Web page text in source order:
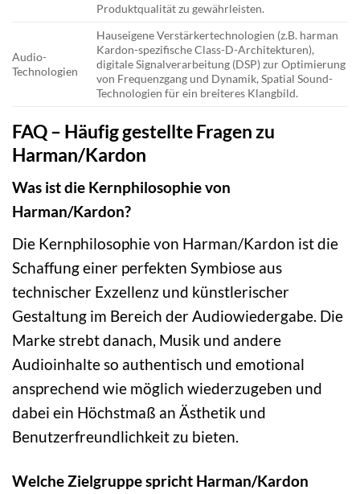
Produktqualität zu gewährleisten.
Audio-
Technologien
Hauseigene Verstärkertechnologien (z.B. harman
Kardon-spezifische Class-D-Architekturen),
digitale Signalverarbeitung (DSP) zur Optimierung
von Frequenzgang und Dynamik, Spatial Sound-
Technologien für ein breiteres Klangbild.
FAQ – Häufig gestellte Fragen zu
Harman/Kardon
Was ist die Kernphilosophie von
Harman/Kardon?
Die Kernphilosophie von Harman/Kardon ist die
Schaffung einer perfekten Symbiose aus
technischer Exzellenz und künstlerischer
Gestaltung im Bereich der Audiowiedergabe. Die
Marke strebt danach, Musik und andere
Audioinhalte so authentisch und emotional
ansprechend wie möglich wiederzugeben und
dabei ein Höchstmaß an Ästhetik und
Benutzerfreundlichkeit zu bieten.
Welche Zielgruppe spricht Harman/Kardon